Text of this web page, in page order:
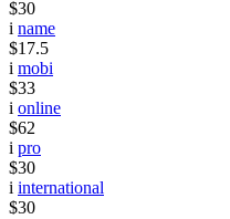
$30
i name
$17.5
i mobi
$33
i online
$62
i pro
$30
i international
$30